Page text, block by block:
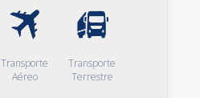
Transporte
Aéreo
Transporte
Terrestre